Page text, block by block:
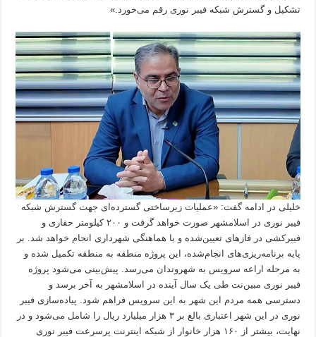
تشکیل و گسترش شبکه فیبر نوری رقم می‌خورد.»
خلیلی در ادامه گفت: «عملیات زیرساختی گسترده‌ای جهت گسترش شبکه
فیبر نوری در اسلامشهر صورت خواهد گرفت و ۲۰۰ کیلومتر حفاری و
فیبرکشی در فازهای تعیین‌شده و با هماهنگی شهرداری انجام خواهد شد. بر
پایه برنامه‌ریزی‌های انجام‌شده، این پروژه منطقه به منطقه تکمیل شده و
به مرحله اراعه سرویس به شهروندان می‌رسد. پیش‌بینی می‌شود پروژه
فیبر نوری مبین‌نت طی یک سال آینده در اسلامشهر به آخر برسد و
دسترسی همه مردم این شهر به این سرویس فراهم شود. پیاد‌ه‌سازی فیبر
نوری در این شهر اعتباری بالغ بر ۳ هزار میلیارد ریال را شامل می‌شود و در
نهایت، بیشتر از ۱۶۰ هزار خانوار از شبکه اینترنت پرسرعت فیبر نوری